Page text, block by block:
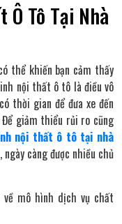
Ô Tô Tại Nhà
thể khiến bạn cảm thấy
nội thất ô tô là điều vô
thời gian để đưa xe đến
giảm thiểu rủi ro cũng
nội thất ô tô tại nhà
ngày càng được nhiều chủ
mô hình dịch vụ chất